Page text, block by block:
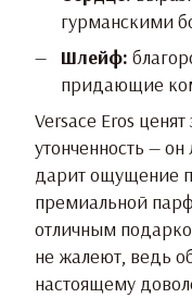
гурманскими
Шлейф:
придающие
Versace Eros
утонченность —
дарит ощущение
премиальной
отличным
не жалеют, ведь
настоящему